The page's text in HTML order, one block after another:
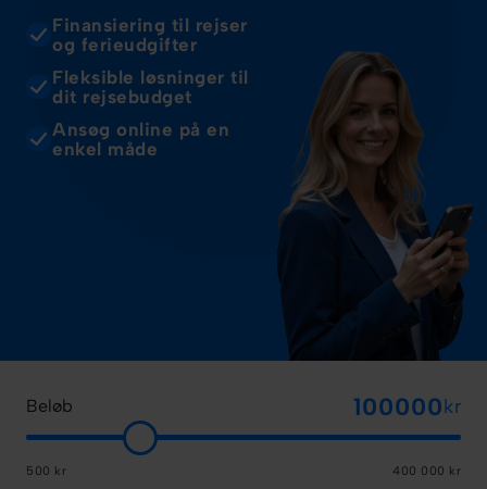
Finansiering til rejser
og ferieudgifter
Fleksible løsninger til
dit rejsebudget
Ansøg online på en
enkel måde
Beløb kr
500 kr 400 000 kr